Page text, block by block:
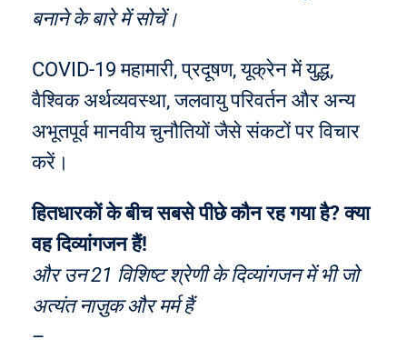
बनाने के बारे में सोचें।
COVID-19 महामारी, प्रदूषण, यूक्रेन में युद्ध,
वैश्विक अर्थव्यवस्था, जलवायु परिवर्तन और अन्य
अभूतपूर्व मानवीय चुनौतियों जैसे संकटों पर विचार
करें।
हितधारकों के बीच सबसे पीछे कौन रह गया है? क्या
वह दिव्यांगजन हैं!
और उन 21 विशिष्ट श्रेणी के दिव्यांगजन में भी जो
अत्यंत नाज़ुक और मर्म हैं
–